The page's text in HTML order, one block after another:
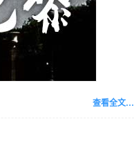
查看全文…